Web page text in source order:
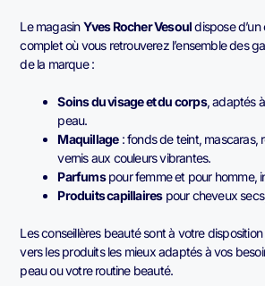
Le magasinYves Rocher Vesouldispose
complet où vous retrouverez l’ensemble des
de la marque :
Soins du visage et du corps, adaptés
peau.
Maquillage: fonds de teint, mascaras,
vernis aux couleurs vibrantes.
Parfumspour femme et pour homme,
Produits capillairespour cheveux
Les conseillères beauté sont à votre
vers les produits les mieux adaptés à vos
peau ou votre routine beauté.